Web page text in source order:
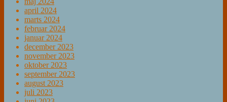
april 2024
marts 2024
februar 2024
januar 2024
december 2023
november 2023
oktober 2023
september 2023
august 2023
juli 2023